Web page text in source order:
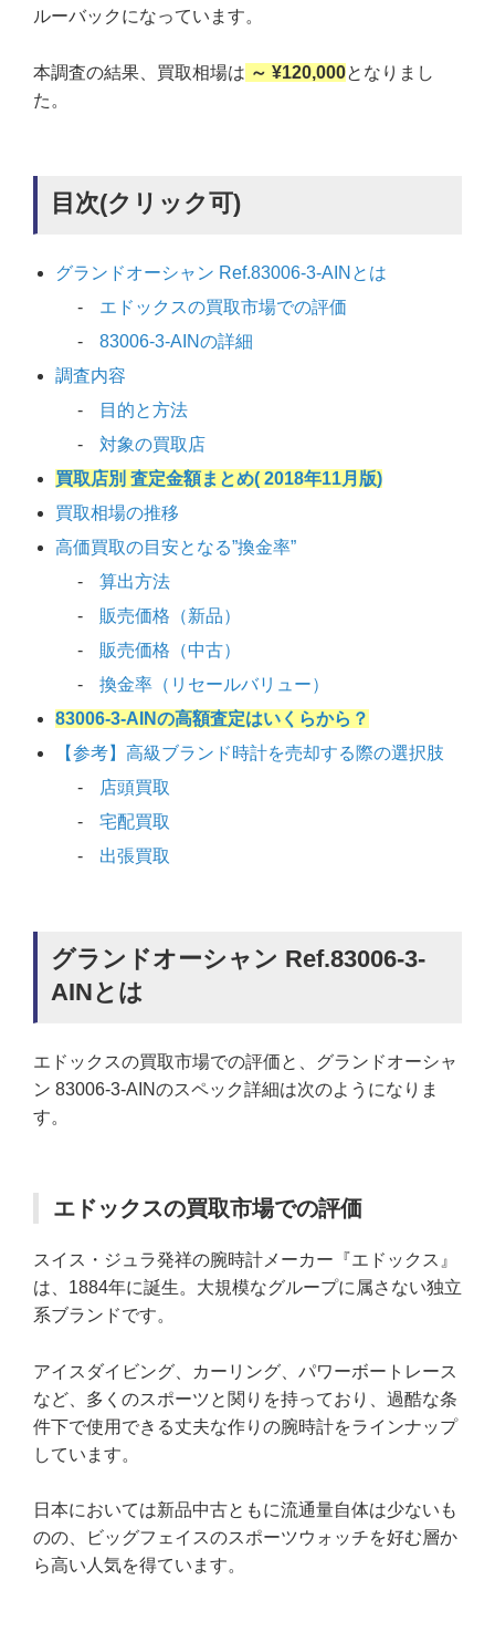
ルーバックになっています。
本調査の結果、買取相場は ～ ¥120,000となりまし
た。
目次(クリック可)
グランドオーシャン Ref.83006-3-AINとは
エドックスの買取市場での評価
83006-3-AINの詳細
調査内容
目的と方法
対象の買取店
買取店別 査定金額まとめ( 2018年11月版)
買取相場の推移
高価買取の目安となる”換金率”
算出方法
販売価格（新品）
販売価格（中古）
換金率（リセールバリュー）
83006-3-AINの高額査定はいくらから？
【参考】高級ブランド時計を売却する際の選択肢
店頭買取
宅配買取
出張買取
グランドオーシャン Ref.83006-3-
AINとは
エドックスの買取市場での評価と、グランドオーシャ
ン 83006-3-AINのスペック詳細は次のようになりま
す。
エドックスの買取市場での評価
スイス・ジュラ発祥の腕時計メーカー『エドックス』
は、1884年に誕生。大規模なグループに属さない独立
系ブランドです。
アイスダイビング、カーリング、パワーボートレース
など、多くのスポーツと関りを持っており、過酷な条
件下で使用できる丈夫な作りの腕時計をラインナップ
しています。
日本においては新品中古ともに流通量自体は少ないも
のの、ビッグフェイスのスポーツウォッチを好む層か
ら高い人気を得ています。